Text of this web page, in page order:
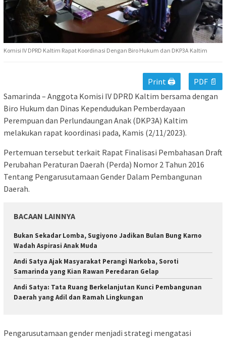
Komisi IV DPRD Kaltim Rapat Koordinasi Dengan Biro Hukum dan DKP3A Kaltim
Print 🖨
PDF 📄
Samarinda – Anggota Komisi IV DPRD Kaltim bersama dengan
Biro Hukum dan Dinas Kependudukan Pemberdayaan
Perempuan dan Perlundaungan Anak (DKP3A) Kaltim
melakukan rapat koordinasi pada, Kamis (2/11/2023).
Pertemuan tersebut terkait Rapat Finalisasi Pembahasan Draft
Perubahan Peraturan Daerah (Perda) Nomor 2 Tahun 2016
Tentang Pengarusutamaan Gender Dalam Pembangunan
Daerah.
BACAAN LAINNYA
Bukan Sekadar Lomba, Sugiyono Jadikan Bulan Bung Karno
Wadah Aspirasi Anak Muda
Andi Satya Ajak Masyarakat Perangi Narkoba, Soroti
Samarinda yang Kian Rawan Peredaran Gelap
Andi Satya: Tata Ruang Berkelanjutan Kunci Pembangunan
Daerah yang Adil dan Ramah Lingkungan
Pengarusutamaan gender menjadi strategi mengatasi